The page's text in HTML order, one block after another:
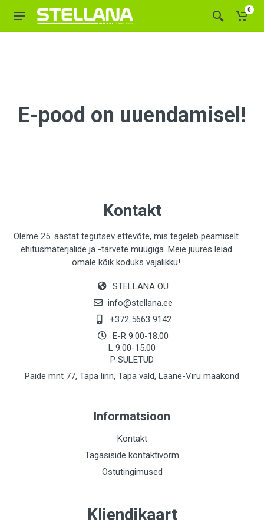
0
E-pood on uuendamisel!
Kontakt
Oleme 25. aastat tegutsev ettevõte, mis tegeleb peamiselt
ehitusmaterjalide ja -tarvete müügiga. Meie juures leiad
omale kõik koduks vajalikku!
STELLANA OÜ
info@stellana.ee
+372 5663 9142
E-R 9.00-18.00
L 9.00-15.00
P SULETUD
Paide mnt 77, Tapa linn, Tapa vald, Lääne-Viru maakond
Informatsioon
Kontakt
Tagasiside kontaktivorm
Ostutingimused
Kliendikaart